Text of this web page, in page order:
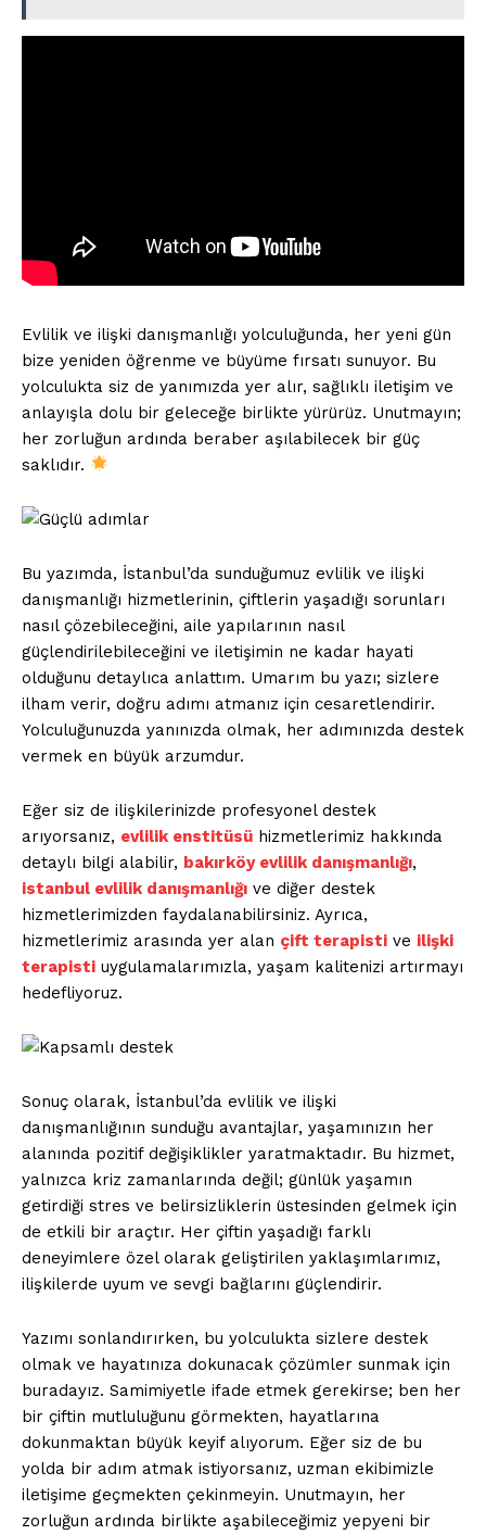
Ana Sayfa
Gizlilik Politikası
İletişim
İLGİLİ YAZI : TikTok Uygulaması Sürekli Çöküyor,
Sebepleri & Profesyonel Çözüm Yöntemleri
Evlilik ve ilişki danışmanlığı yolculuğunda, her yeni gün
bize yeniden öğrenme ve büyüme fırsatı sunuyor. Bu
yolculukta siz de yanımızda yer alır, sağlıklı iletişim ve
anlayışla dolu bir geleceğe birlikte yürürüz. Unutmayın;
her zorluğun ardında beraber aşılabilecek bir güç
saklıdır.
Bu yazımda, İstanbul’da sunduğumuz evlilik ve ilişki
danışmanlığı hizmetlerinin, çiftlerin yaşadığı sorunları
nasıl çözebileceğini, aile yapılarının nasıl
güçlendirilebileceğini ve iletişimin ne kadar hayati
olduğunu detaylıca anlattım. Umarım bu yazı; sizlere
ilham verir, doğru adımı atmanız için cesaretlendirir.
Yolculuğunuzda yanınızda olmak, her adımınızda destek
vermek en büyük arzumdur.
Eğer siz de ilişkilerinizde profesyonel destek
arıyorsanız, evlilik enstitüsü hizmetlerimiz hakkında
detaylı bilgi alabilir, bakırköy evlilik danışmanlığı,
istanbul evlilik danışmanlığı ve diğer destek
hizmetlerimizden faydalanabilirsiniz. Ayrıca,
hizmetlerimiz arasında yer alan çift terapisti ve ilişki
terapisti uygulamalarımızla, yaşam kalitenizi artırmayı
hedefliyoruz.
Sonuç olarak, İstanbul’da evlilik ve ilişki
danışmanlığının sunduğu avantajlar, yaşamınızın her
alanında pozitif değişiklikler yaratmaktadır. Bu hizmet,
yalnızca kriz zamanlarında değil; günlük yaşamın
getirdiği stres ve belirsizliklerin üstesinden gelmek için
de etkili bir araçtır. Her çiftin yaşadığı farklı
deneyimlere özel olarak geliştirilen yaklaşımlarımız,
ilişkilerde uyum ve sevgi bağlarını güçlendirir.
Yazımı sonlandırırken, bu yolculukta sizlere destek
olmak ve hayatınıza dokunacak çözümler sunmak için
buradayız. Samimiyetle ifade etmek gerekirse; ben her
bir çiftin mutluluğunu görmekten, hayatlarına
dokunmaktan büyük keyif alıyorum. Eğer siz de bu
yolda bir adım atmak istiyorsanız, uzman ekibimizle
iletişime geçmekten çekinmeyin. Unutmayın, her
zorluğun ardında birlikte aşabileceğimiz yepyeni bir